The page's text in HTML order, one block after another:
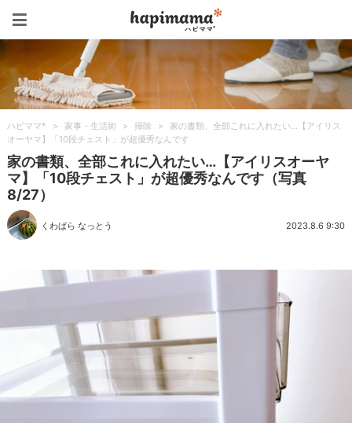
ハピママ* > 家事・生活術 > 掃除 >
家の書類、全部これに入れたい…【アイリス
オーヤマ】「10段チェスト」が超優秀なんです
家の書類、全部これに入れたい…【アイリスオーヤ
マ】「10段チェスト」が超優秀なんです（写真
8/27）
くわばら なっとう 2023.8.6 9:30